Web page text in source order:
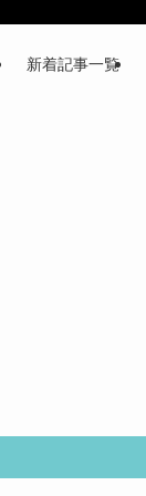
新着記事一覧